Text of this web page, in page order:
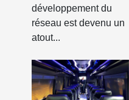
développement du
réseau est devenu un
atout...